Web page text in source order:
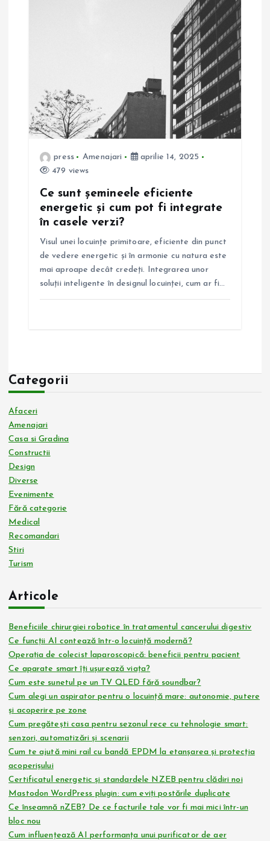
press Amenajari
aprilie 14, 2025
479 views
Ce sunt șemineele eficiente
energetic și cum pot fi integrate
în casele verzi?
Visul unei locuințe primitoare, eficiente din punct
de vedere energetic și în armonie cu natura este
mai aproape decât credeți. Integrarea unor
soluții inteligente în designul locuinței, cum ar fi…
Categorii
Afaceri
Amenajari
Casa si Gradina
Constructii
Design
Diverse
Evenimente
Fără categorie
Medical
Recomandari
Stiri
Turism
Articole
Beneficiile chirurgiei robotice în tratamentul cancerului digestiv
Ce funcții AI contează într-o locuință modernă?
Operația de colecist laparoscopică: beneficii pentru pacient
Ce aparate smart îți ușurează viața?
Cum este sunetul pe un TV QLED fără soundbar?
Cum alegi un aspirator pentru o locuință mare: autonomie, putere
și acoperire pe zone
Cum pregătești casa pentru sezonul rece cu tehnologie smart:
senzori, automatizări și scenarii
Cum te ajută mini rail cu bandă EPDM la etanșarea și protecția
acoperișului
Certificatul energetic și standardele NZEB pentru clădiri noi
Mastodon WordPress plugin: cum eviți postările duplicate
Ce înseamnă nZEB? De ce facturile tale vor fi mai mici într-un
bloc nou
Cum influențează AI performanța unui purificator de aer